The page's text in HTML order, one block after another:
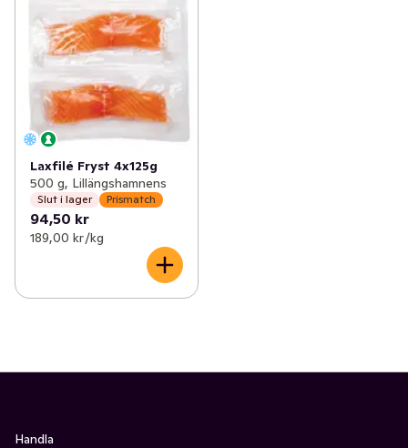
Laxfilé Fryst 4x125g
500 g, Lillängshamnens
Slut i lager Prismatch
94,50 kr
189,00 kr /kg
Handla